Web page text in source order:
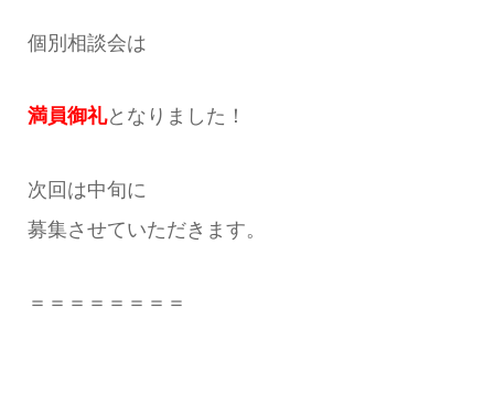
個別相談会は
満員御礼となりました！
次回は中旬に
募集させていただきます。
＝＝＝＝＝＝＝＝